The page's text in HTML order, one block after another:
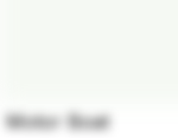
Motor Boat